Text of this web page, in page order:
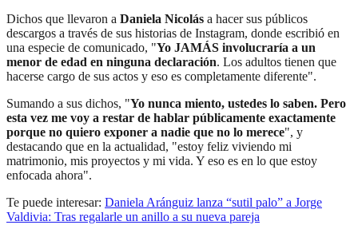
Dichos que llevaron a Daniela Nicolás a hacer sus públicos
descargos a través de sus historias de Instagram, donde escribió en
una especie de comunicado, "Yo JAMÁS involucraría a un
menor de edad en ninguna declaración. Los adultos tienen que
hacerse cargo de sus actos y eso es completamente diferente".
Sumando a sus dichos, "Yo nunca miento, ustedes lo saben. Pero
esta vez me voy a restar de hablar públicamente exactamente
porque no quiero exponer a nadie que no lo merece", y
destacando que en la actualidad, "estoy feliz viviendo mi
matrimonio, mis proyectos y mi vida. Y eso es en lo que estoy
enfocada ahora".
Te puede interesar: Daniela Aránguiz lanza “sutil palo” a Jorge
Valdivia: Tras regalarle un anillo a su nueva pareja